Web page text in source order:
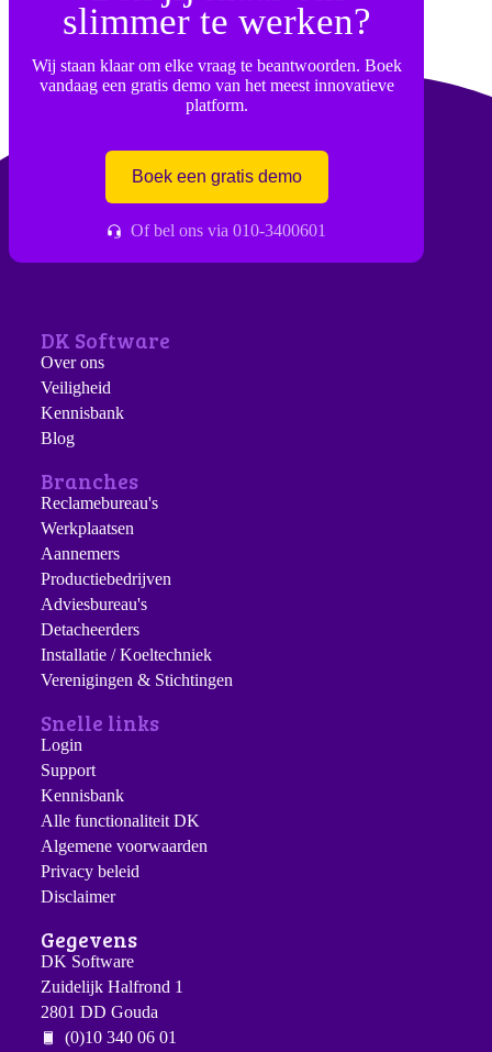
slimmer te werken?
Wij staan klaar om elke vraag te beantwoorden. Boek
vandaag een gratis demo van het meest innovatieve
platform.
Boek een gratis demo
Of bel ons via 010-3400601
DK Software
Over ons
Veiligheid
Kennisbank
Blog
Branches
Reclamebureau's
Werkplaatsen
Aannemers
Productiebedrijven
Adviesbureau's
Detacheerders
Installatie / Koeltechniek
Verenigingen & Stichtingen
Snelle links
Login
Support
Kennisbank
Alle functionaliteit DK
Algemene voorwaarden
Privacy beleid
Disclaimer
Gegevens
DK Software
Zuidelijk Halfrond 1
2801 DD Gouda
(0)10 340 06 01